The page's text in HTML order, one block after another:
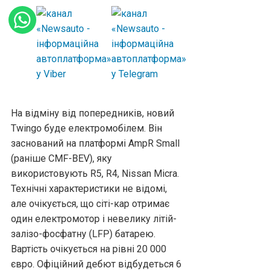
На відміну від попередників, новий
Twingo буде електромобілем. Він
заснований на платформі AmpR Small
(раніше CMF-BEV), яку
використовують R5, R4, Nissan Micra.
Технічні характеристики не відомі,
але очікується, що сіті-кар отримає
один електромотор і невелику літій-
залізо-фосфатну (LFP) батарею.
Вартість очікується на рівні 20 000
євро. Офіційний дебют відбудеться 6